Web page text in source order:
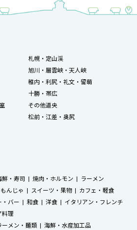
札幌・定山渓
旭川・層雲峡・天人峡
稚内・利尻・礼文・留萌
十勝・帯広
その他道央
松前・江差・奥尻
鮮・寿司 焼肉・ホルモン
ラーメン
んじゃ
スイーツ・果物
カフェ・軽食
・バー 和食 洋食
イタリアン・フレンチ
料理
ーメン・麺類
海鮮・水産加工品